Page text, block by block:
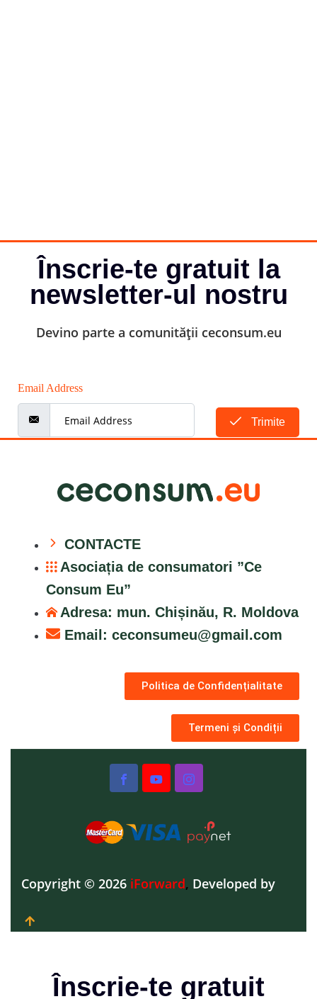
Înscrie-te gratuit la
newsletter-ul nostru
Devino parte a comunității ceconsum.eu
Email Address
Trimite
CONTACTE
Asociația de consumatori ”Ce
Consum Eu”
Adresa: mun. Chișinău, R. Moldova
Email: ceconsumeu@gmail.com
Politica de Confidențialitate
Termeni și Condiții
Copyright © 2026 iForward, Developed by
Înscrie-te gratuit